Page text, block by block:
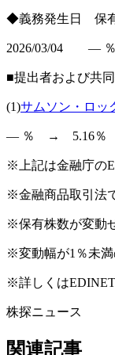
◆義務発生日
2026/03/04 ―
■提出者および共
(1)サムソン・ロッ
― ％ → 5.16％
※上記は金融庁の
※金融商品取引法
※保有株数が変動
※変動幅が1％未満
※詳しくはEDINET
株探ニュース
関連記事